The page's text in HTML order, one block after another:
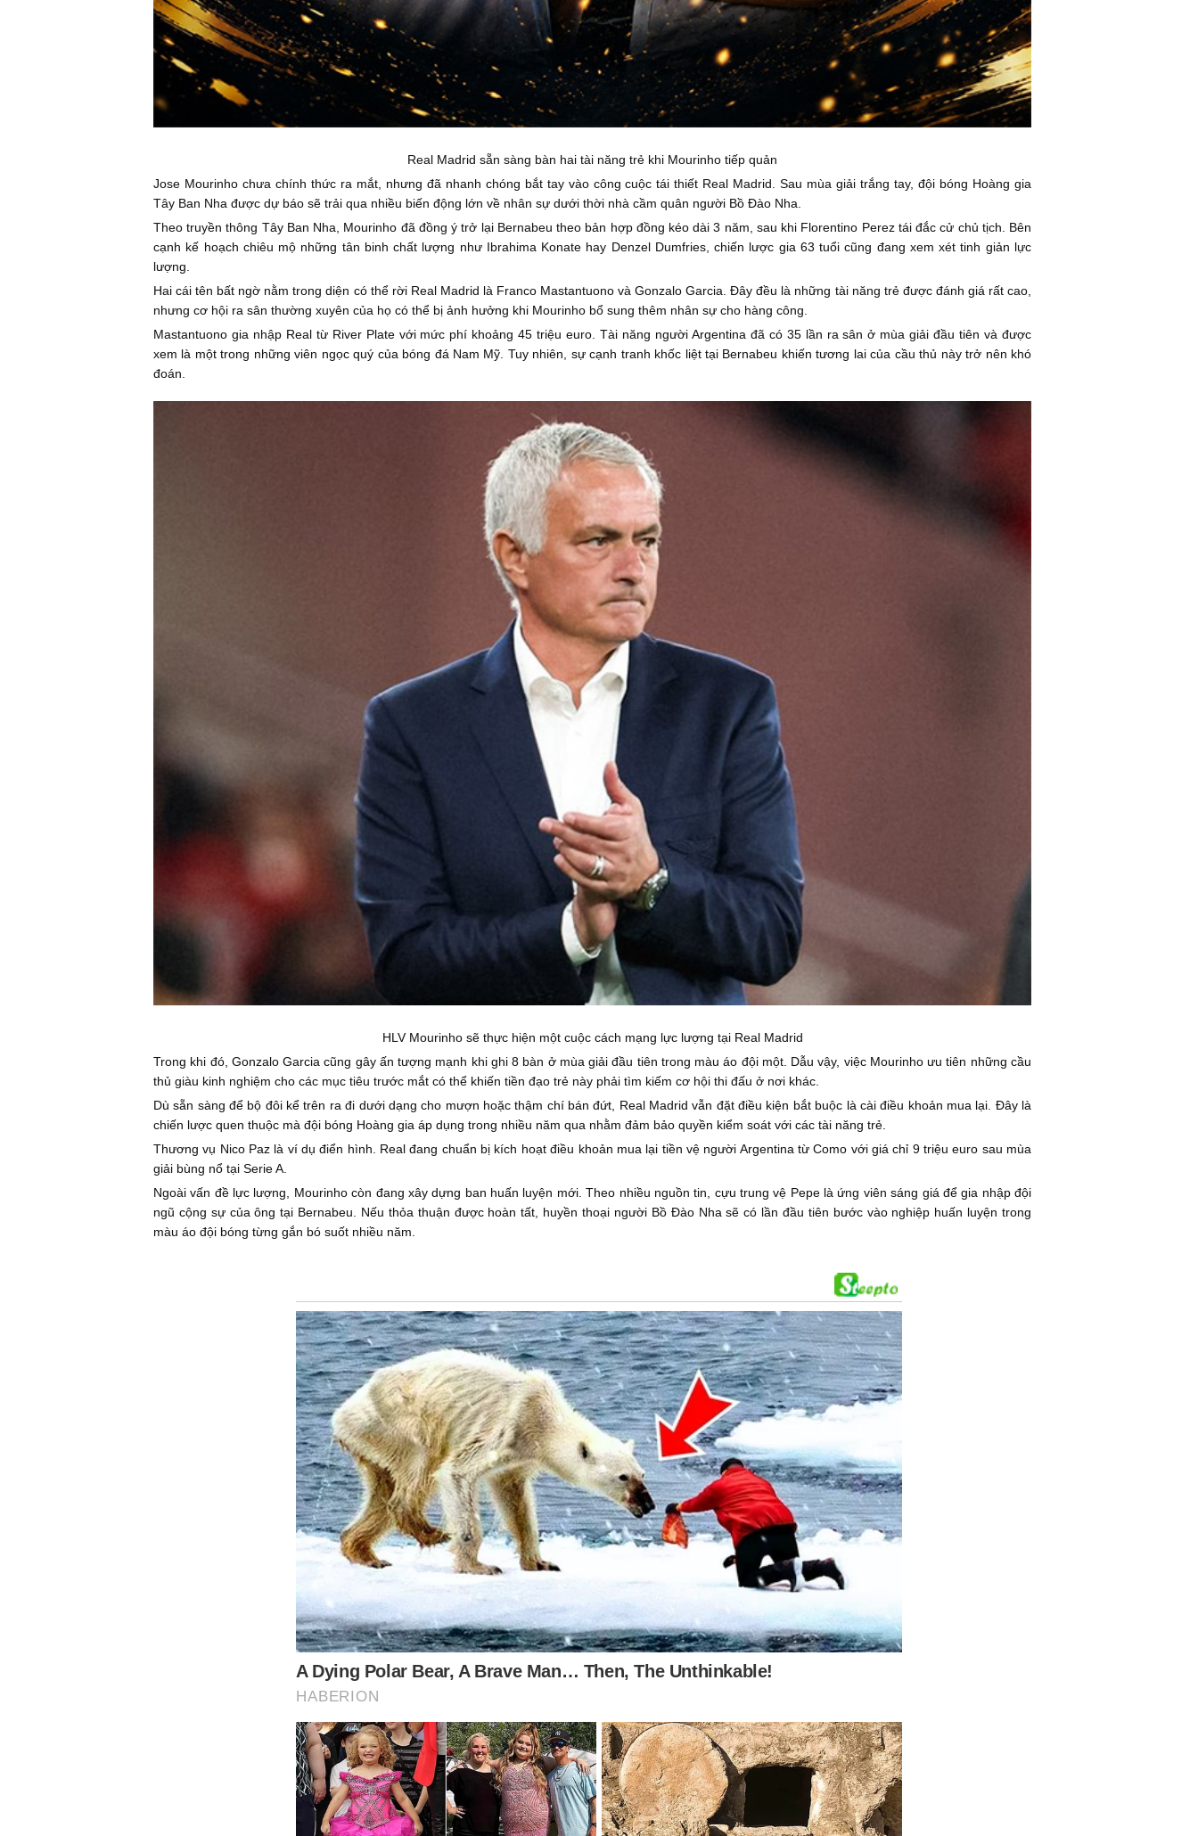
Real Madrid sẵn sàng bàn hai tài năng trẻ khi Mourinho tiếp quản
Jose Mourinho chưa chính thức ra mắt, nhưng đã nhanh chóng bắt tay vào công cuộc tái thiết Real Madrid. Sau mùa giải trắng tay, đội bóng Hoàng gia
Tây Ban Nha được dự báo sẽ trải qua nhiều biến động lớn về nhân sự dưới thời nhà cầm quân người Bồ Đào Nha.
Theo truyền thông Tây Ban Nha, Mourinho đã đồng ý trở lại Bernabeu theo bản hợp đồng kéo dài 3 năm, sau khi Florentino Perez tái đắc cử chủ tịch. Bên
cạnh kế hoạch chiêu mộ những tân binh chất lượng như Ibrahima Konate hay Denzel Dumfries, chiến lược gia 63 tuổi cũng đang xem xét tinh giản lực
lượng.
Hai cái tên bất ngờ nằm trong diện có thể rời Real Madrid là Franco Mastantuono và Gonzalo Garcia. Đây đều là những tài năng trẻ được đánh giá rất cao,
nhưng cơ hội ra sân thường xuyên của họ có thể bị ảnh hưởng khi Mourinho bổ sung thêm nhân sự cho hàng công.
Mastantuono gia nhập Real từ River Plate với mức phí khoảng 45 triệu euro. Tài năng người Argentina đã có 35 lần ra sân ở mùa giải đầu tiên và được
xem là một trong những viên ngọc quý của bóng đá Nam Mỹ. Tuy nhiên, sự cạnh tranh khốc liệt tại Bernabeu khiến tương lai của cầu thủ này trở nên khó
đoán.
HLV Mourinho sẽ thực hiện một cuộc cách mạng lực lượng tại Real Madrid
Trong khi đó, Gonzalo Garcia cũng gây ấn tượng mạnh khi ghi 8 bàn ở mùa giải đầu tiên trong màu áo đội một. Dẫu vậy, việc Mourinho ưu tiên những cầu
thủ giàu kinh nghiệm cho các mục tiêu trước mắt có thể khiến tiền đạo trẻ này phải tìm kiếm cơ hội thi đấu ở nơi khác.
Dù sẵn sàng để bộ đôi kể trên ra đi dưới dạng cho mượn hoặc thậm chí bán đứt, Real Madrid vẫn đặt điều kiện bắt buộc là cài điều khoản mua lại. Đây là
chiến lược quen thuộc mà đội bóng Hoàng gia áp dụng trong nhiều năm qua nhằm đảm bảo quyền kiểm soát với các tài năng trẻ.
Thương vụ Nico Paz là ví dụ điển hình. Real đang chuẩn bị kích hoạt điều khoản mua lại tiền vệ người Argentina từ Como với giá chỉ 9 triệu euro sau mùa
giải bùng nổ tại Serie A.
Ngoài vấn đề lực lượng, Mourinho còn đang xây dựng ban huấn luyện mới. Theo nhiều nguồn tin, cựu trung vệ Pepe là ứng viên sáng giá để gia nhập đội
ngũ cộng sự của ông tại Bernabeu. Nếu thỏa thuận được hoàn tất, huyền thoại người Bồ Đào Nha sẽ có lần đầu tiên bước vào nghiệp huấn luyện trong
màu áo đội bóng từng gắn bó suốt nhiều năm.